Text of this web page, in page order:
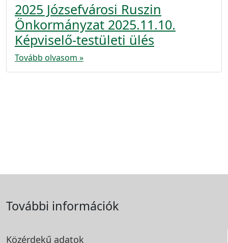
2025 Józsefvárosi Ruszin
Önkormányzat 2025.11.10.
Képviselő-testületi ülés
Tovább olvasom »
További információk
Közérdekű adatok